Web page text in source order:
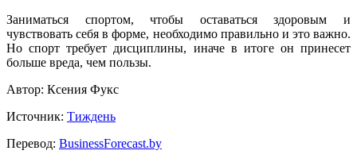
Заниматься спортом, чтобы оставаться здоровым и
чувствовать себя в форме, необходимо правильно и это важно.
Но спорт требует дисциплины, иначе в итоге он принесет
больше вреда, чем пользы.
Автор: Ксения Фукс
Источник: Тиждень
Перевод: BusinessForecast.by